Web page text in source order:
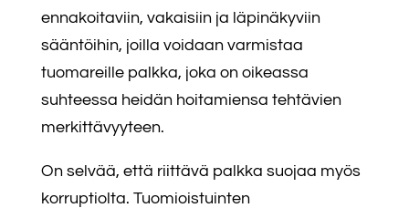
ennakoitaviin, vakaisiin ja läpinäkyviin
sääntöihin, joilla voidaan varmistaa
tuomareille palkka, joka on oikeassa
suhteessa heidän hoitamiensa tehtävien
merkittävyyteen.
On selvää, että riittävä palkka suojaa myös
korruptiolta. Tuomioistuinten